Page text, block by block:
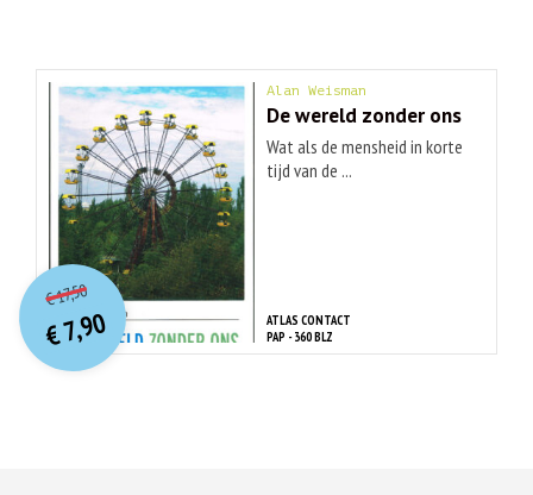
Alan Weisman
De wereld zonder ons
Wat als de mensheid in korte
tijd van de ...
ATLAS CONTACT
PAP - 360 BLZ
€17,50O
orspr
onkelijke
prijs
was:
€ 17,50.
€7,90
Huidige
prijs
is:
€ 7,90.